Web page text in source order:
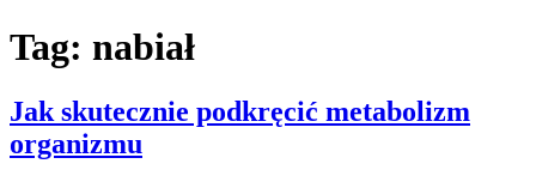
Tag: nabiał
Jak skutecznie podkręcić metabolizm
organizmu